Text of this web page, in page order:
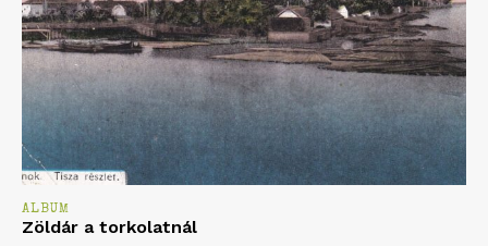
ALBUM
Zöldár a torkolatnál